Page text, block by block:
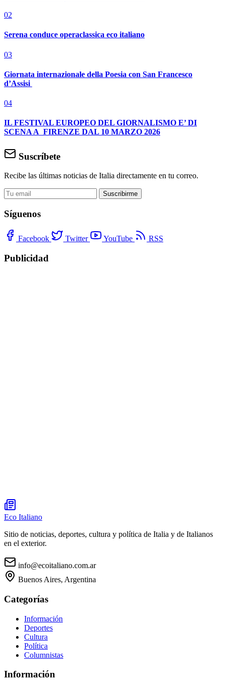
02
Serena conduce operaclassica eco italiano
03
Giornata internazionale della Poesia con San Francesco
d’Assisi
04
IL FESTIVAL EUROPEO DEL GIORNALISMO E’ DI
SCENA A FIRENZE DAL 10 MARZO 2026
Suscríbete
Recibe las últimas noticias de Italia directamente en tu correo.
Suscribirme
Síguenos
Facebook Twitter YouTube RSS
Publicidad
Eco Italiano
Sitio de noticias, deportes, cultura y política de Italia y de Italianos
en el exterior.
info@ecoitaliano.com.ar
Buenos Aires, Argentina
Categorías
Información
Deportes
Cultura
Política
Columnistas
Información